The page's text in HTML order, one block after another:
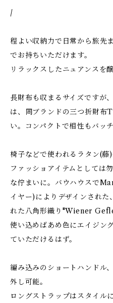
/
程よい収納力で日常から旅先
でお持ちいただけます。
リラックスしたニュアンスを
長財布も収まるサイズですが
は、同ブランドの三つ折財
い。コンパクトで相性もバッチ
椅子などで使われるラタン(藤
ファッショアイテムとしては
な佇まいに。バウハウスで
イヤー)によりデザインされ
れた八角形織り"Wiener
使い込めばあめ色にエイジン
ていただけるはず。
編み込みのショートハンドル
外し可能。
ロングストラップはスタイル